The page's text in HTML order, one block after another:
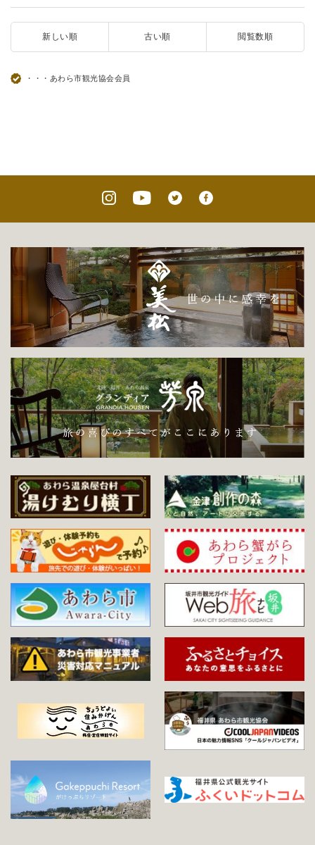
新しい順 古い順 閲覧数順
・・・あわら市観光協会会員